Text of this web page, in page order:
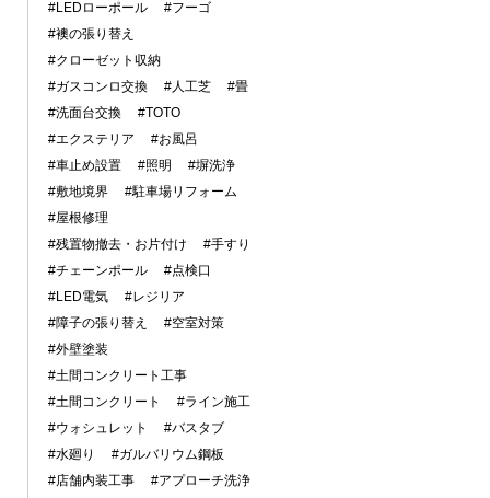
#LEDローポール
#フーゴ
#襖の張り替え
#クローゼット収納
#ガスコンロ交換
#人工芝
#畳
#洗面台交換
#TOTO
#エクステリア
#お風呂
#車止め設置
#照明
#塀洗浄
#敷地境界
#駐車場リフォーム
#屋根修理
#残置物撤去・お片付け
#手すり
#チェーンポール
#点検口
#LED電気
#レジリア
#障子の張り替え
#空室対策
#外壁塗装
#土間コンクリート工事
#土間コンクリート
#ライン施工
#ウォシュレット
#バスタブ
#水廻り
#ガルバリウム鋼板
#店舗内装工事
#アプローチ洗浄